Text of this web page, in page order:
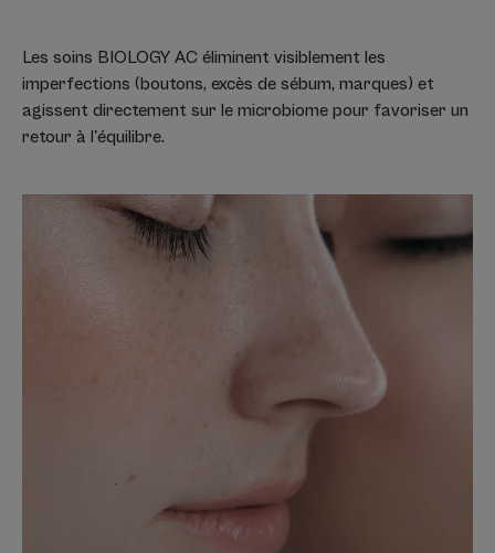
Les soins BIOLOGY AC éliminent visiblement les
imperfections (boutons, excès de sébum, marques) et
agissent directement sur le microbiome pour favoriser un
retour à l'équilibre.